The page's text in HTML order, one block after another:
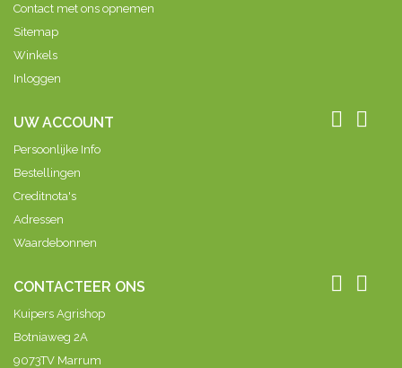
Contact met ons opnemen
Sitemap
Winkels
Inloggen
UW ACCOUNT  
Persoonlijke Info
Bestellingen
Creditnota's
Adressen
Waardebonnen
CONTACTEER ONS  
Kuipers Agrishop
Botniaweg 2A
9073TV Marrum